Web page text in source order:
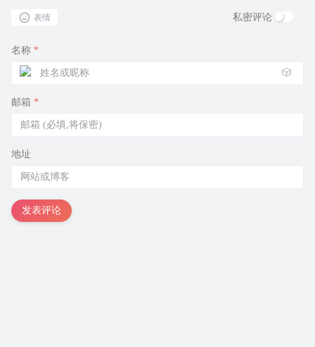
表情 私密评论
名称 *
🎲
邮箱 *
地址
发表评论